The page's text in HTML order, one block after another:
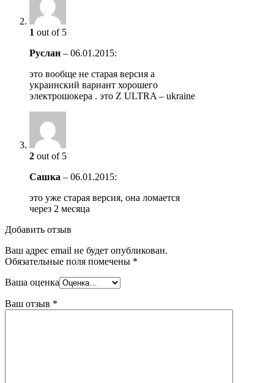
1 out of 5
Руслан – 06.01.2015:
это вообще не старая версия а
украинский вариант хорошего
электрошокера . это Z ULTRA – ukraine
2 out of 5
Сашка – 06.01.2015:
это уже старая версия, она ломается
через 2 месяца
Добавить отзыв
Ваш адрес email не будет опубликован.
Обязательные поля помечены *
Ваша оценка
Ваш отзыв *